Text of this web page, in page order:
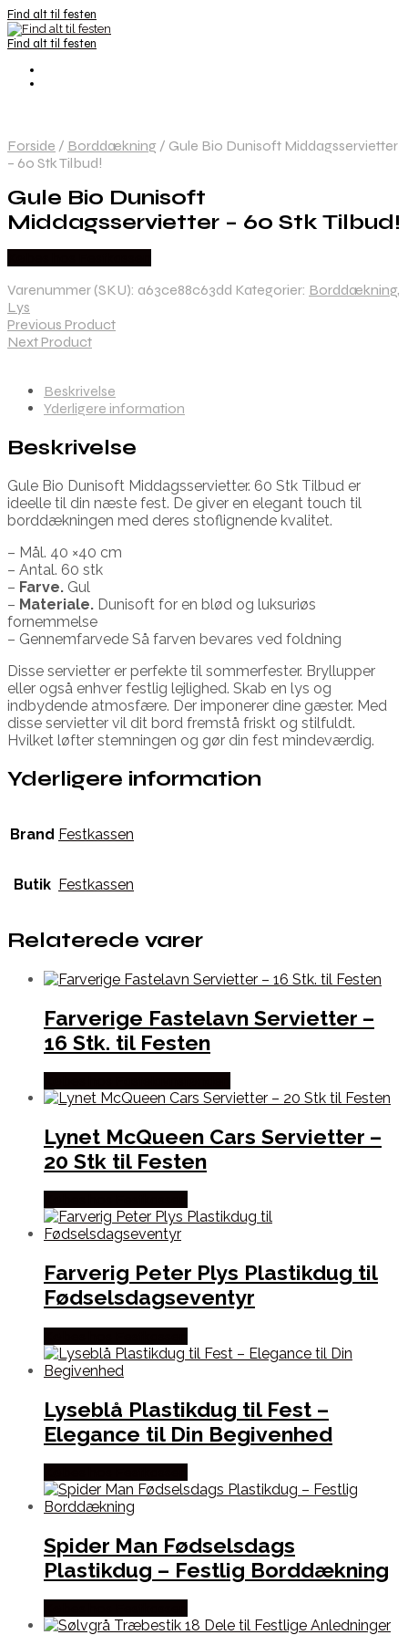
Find alt til festen
Find alt til festen
Forside / Borddækning / Gule Bio Dunisoft Middagsservietter
– 60 Stk Tilbud!
Gule Bio Dunisoft
Middagsservietter – 60 Stk Tilbud!
Varenummer (SKU): a63ce88c63dd Kategorier: Borddækning,
Lys
Previous Product
Next Product
Beskrivelse
Yderligere information
Beskrivelse
Gule Bio Dunisoft Middagsservietter. 60 Stk Tilbud er
ideelle til din næste fest. De giver en elegant touch til
borddækningen med deres stoflignende kvalitet.
– Mål. 40 ×40 cm
– Antal. 60 stk
– Farve. Gul
– Materiale. Dunisoft for en blød og luksuriøs
fornemmelse
– Gennemfarvede Så farven bevares ved foldning
Disse servietter er perfekte til sommerfester. Bryllupper
eller også enhver festlig lejlighed. Skab en lys og
indbydende atmosfære. Der imponerer dine gæster. Med
disse servietter vil dit bord fremstå friskt og stilfuldt.
Hvilket løfter stemningen og gør din fest mindeværdig.
Yderligere information
Brand Festkassen
Butik Festkassen
Relaterede varer
Farverige Fastelavn Servietter –
16 Stk. til Festen
Lynet McQueen Cars Servietter –
20 Stk til Festen
Farverig Peter Plys Plastikdug til
Fødselsdagseventyr
Lyseblå Plastikdug til Fest –
Elegance til Din Begivenhed
Spider Man Fødselsdags
Plastikdug – Festlig Borddækning